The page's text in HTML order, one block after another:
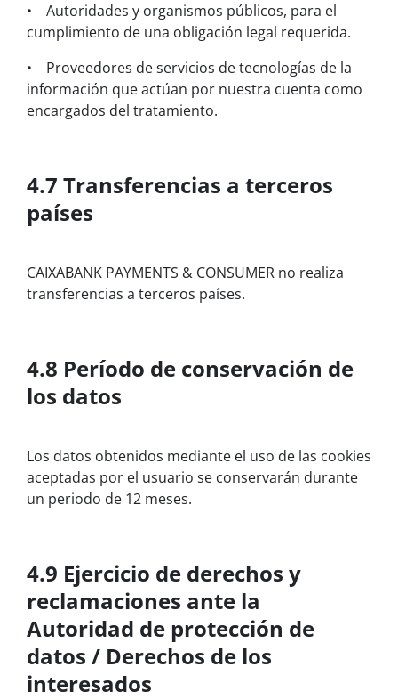
• Autoridades y organismos públicos, para el
cumplimiento de una obligación legal requerida.
• Proveedores de servicios de tecnologías de la
información que actúan por nuestra cuenta como
encargados del tratamiento.
4.7 Transferencias a terceros
países
CAIXABANK PAYMENTS & CONSUMER no realiza
transferencias a terceros países.
4.8 Período de conservación de
los datos
Los datos obtenidos mediante el uso de las cookies
aceptadas por el usuario se conservarán durante
un periodo de 12 meses.
4.9 Ejercicio de derechos y
reclamaciones ante la
Autoridad de protección de
datos / Derechos de los
interesados